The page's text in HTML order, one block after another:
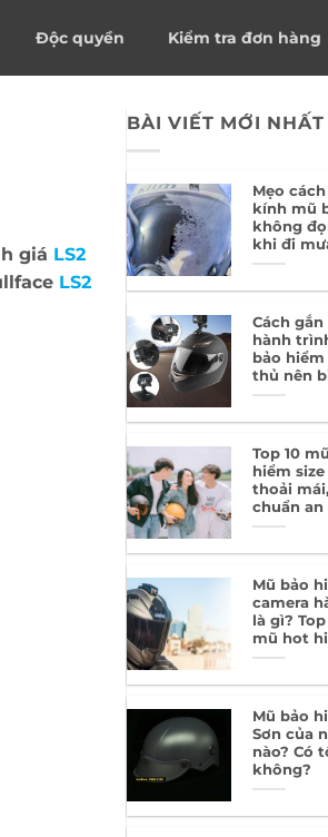
Độc quyền Kiểm tra đơn hàng
giá LS2
LS2
BÀI VIẾT MỚI NHẤT
Mẹo
kính mũ
không
khi đi
Cách gắn
hành
bảo
thủ nên
Top 10
hiểm
thoải
chuẩn an
Mũ bảo
camera
là gì?
mũ hot
Mũ bảo
Sơn của
nào? Có
không?